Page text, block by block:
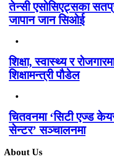
तेन्सी एसोसिएट्सका
जापान जान सिओई
शिक्षा, स्वास्थ्य र
शिक्षामन्त्री पौडेल
चितवनमा ‘सिटी एज्ड
सेन्टर’ सञ्चालनमा
About Us